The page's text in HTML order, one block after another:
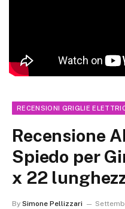
RECENSIONI GRIGLIE
Recensione
Spiedo per
x 22
By Simone Pellizzari